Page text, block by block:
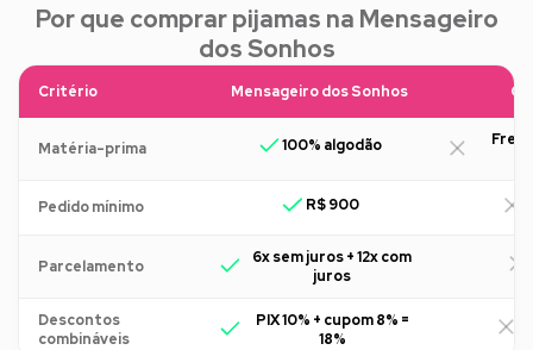
Por que comprar pijamas na Mensageiro
dos Sonhos
Critério Mensageiro dos Sonhos
Matéria-prima 100% algodão
Pedido mínimo R$ 900
Parcelamento
6x sem juros + 12x com
juros
Descontos
combináveis
PIX 10% + cupom 8% =
18%